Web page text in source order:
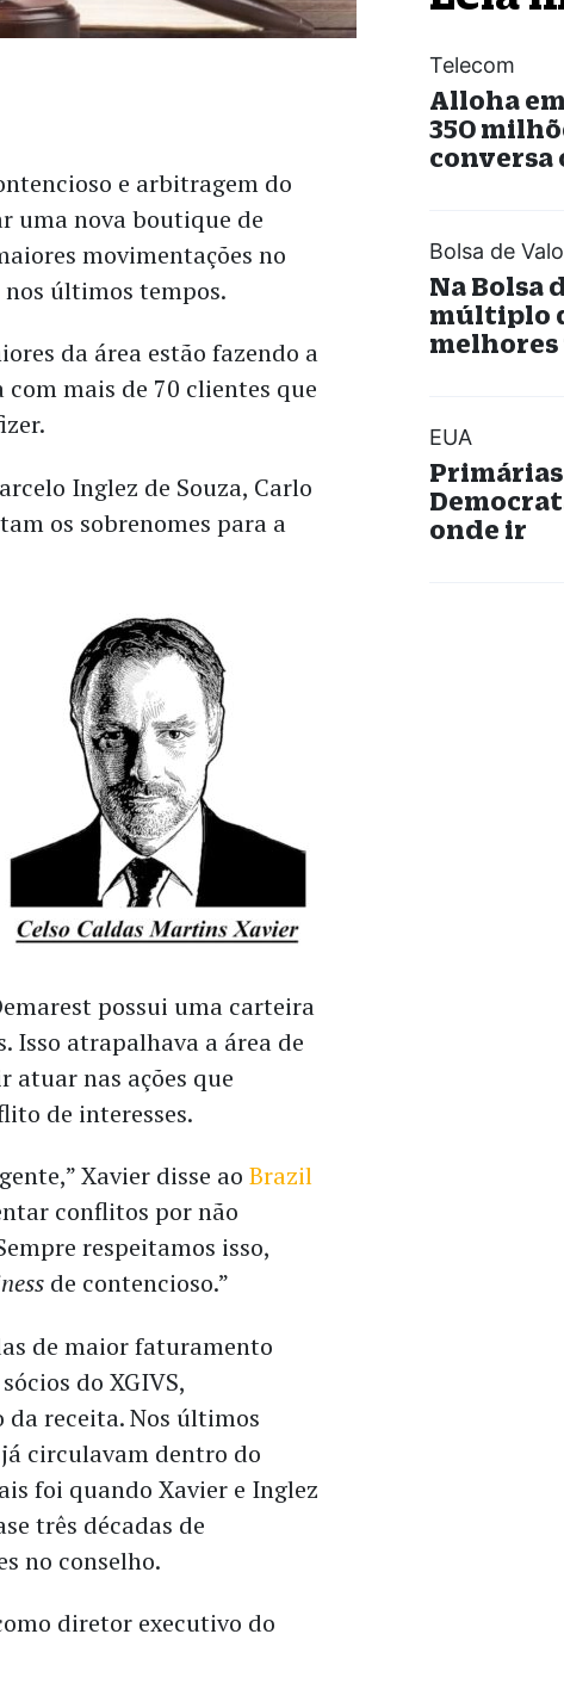
e arbitragem do
uma nova boutique de
movimentações no
últimos tempos.
da área estão fazendo a
mais de 70 clientes que
Inglez de Souza, Carlo
os sobrenomes para a
possui uma carteira
Isso atrapalhava a área de
atuar nas ações que
de interesses.
Xavier disse aoBrazil
conflitos por não
respeitamos isso,
de contencioso.”
de maior faturamento
do XGIVS,
da receita. Nos últimos
circulavam dentro do
foi quando Xavier e Inglez
três décadas de
no conselho.
diretor executivo do
Telecom
Alloha
350
conversa
Bolsa de
Na Bolsa
múltiplo
EUA
onde ir